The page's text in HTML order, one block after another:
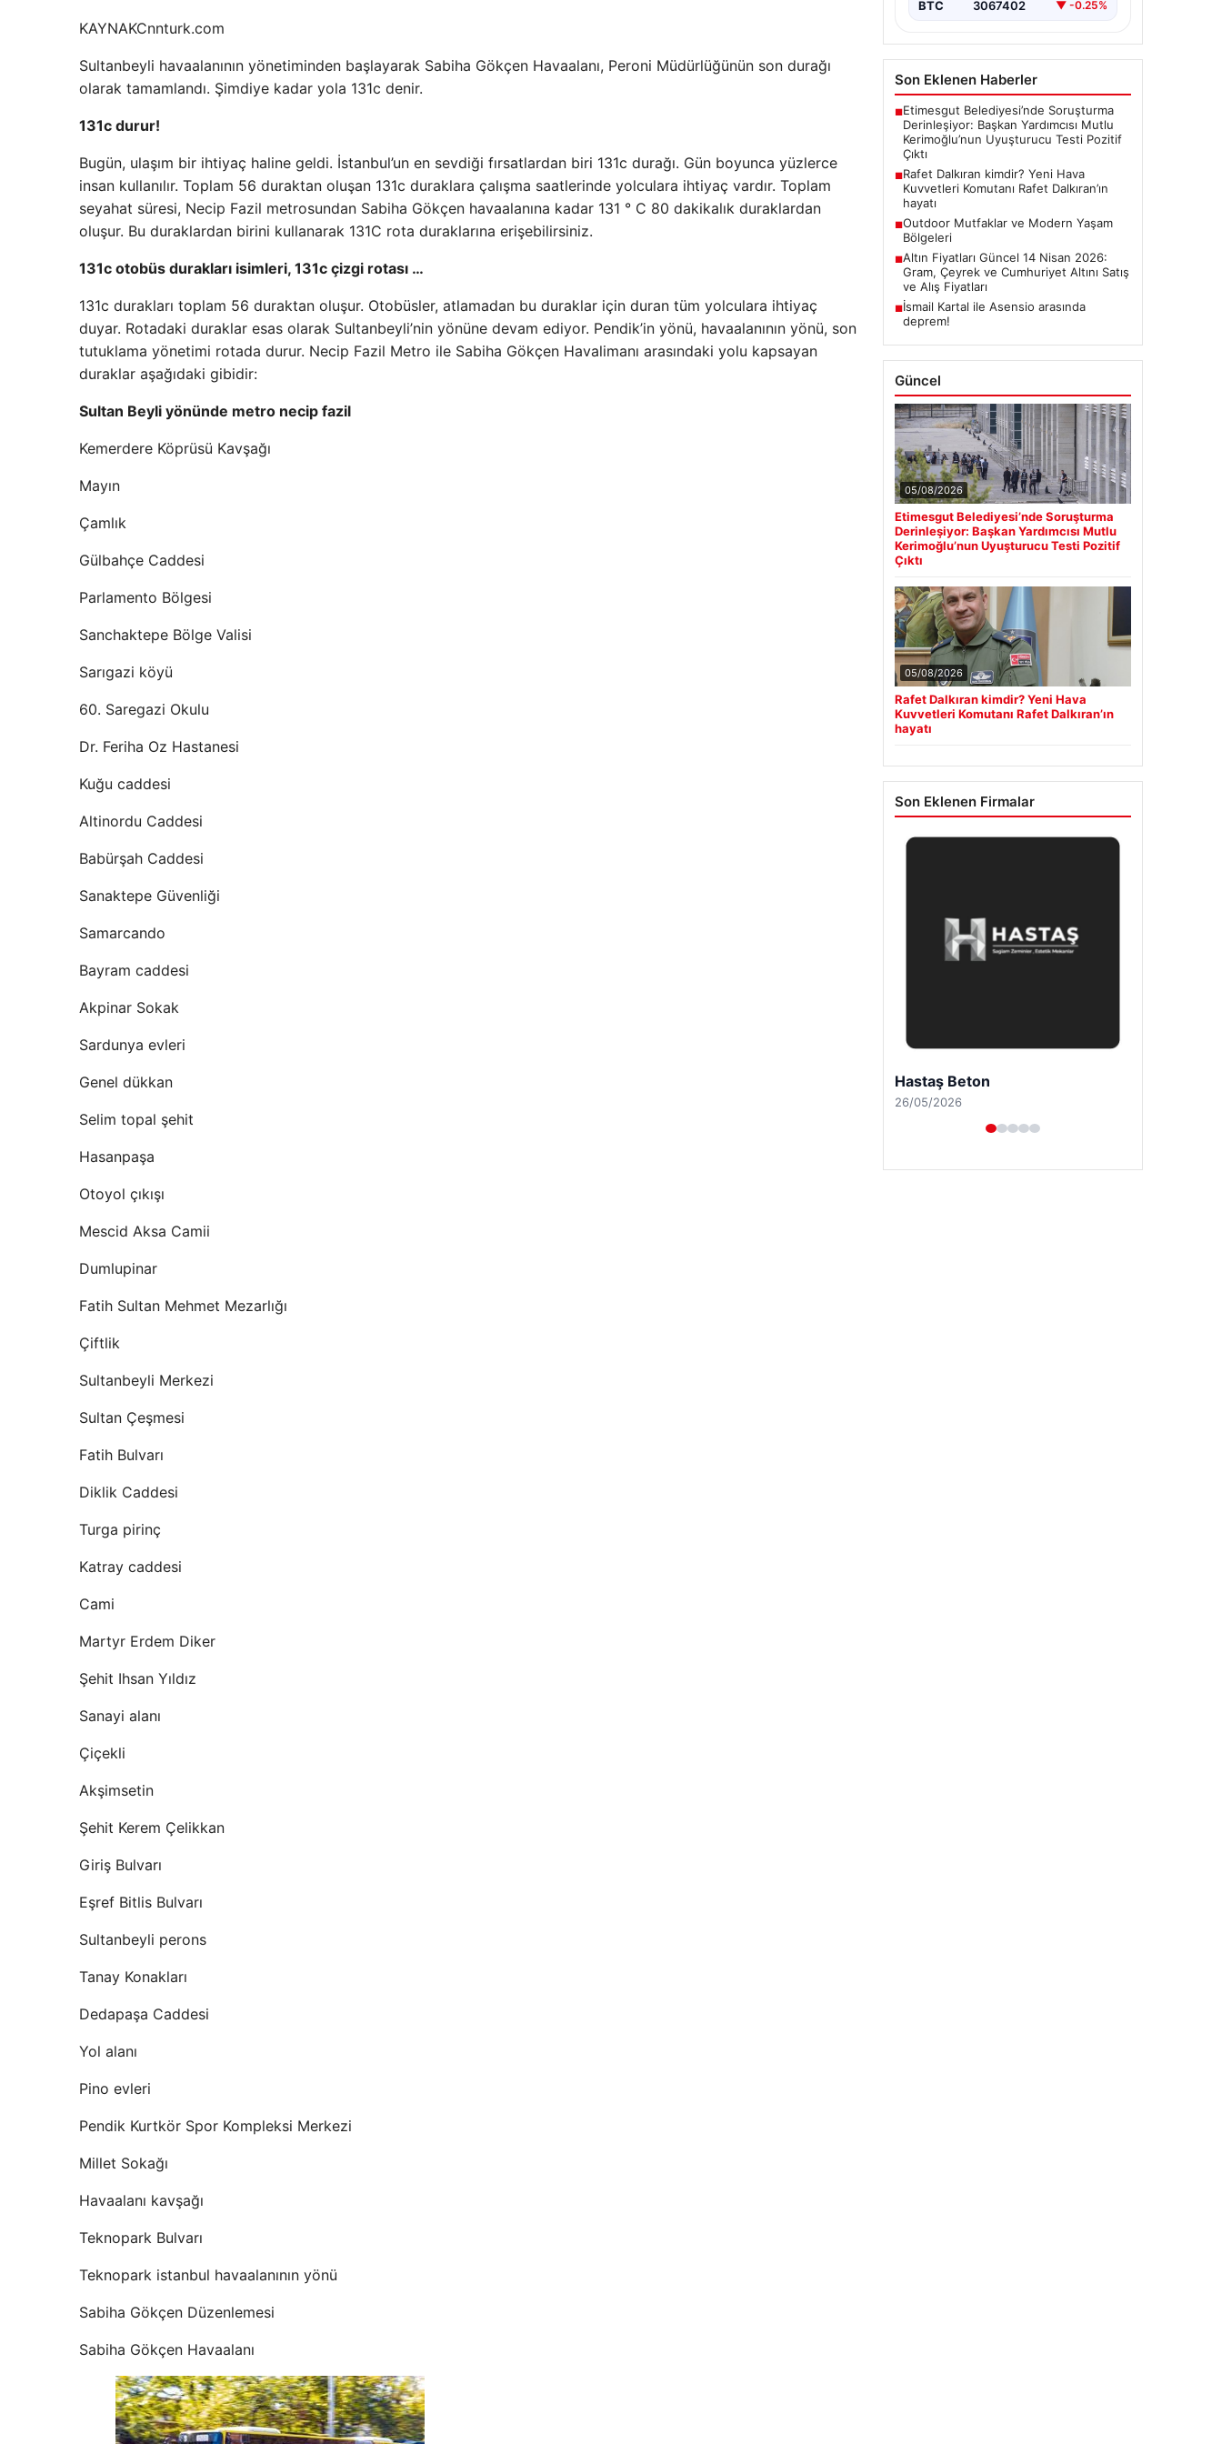
KAYNAKCnnturk.com
Sultanbeyli havaalanının yönetiminden başlayarak Sabiha Gökçen Havaalanı, Peroni Müdürlüğünün son durağı
olarak tamamlandı. Şimdiye kadar yola 131c denir.
131c durur!
Bugün, ulaşım bir ihtiyaç haline geldi. İstanbul’un en sevdiği fırsatlardan biri 131c durağı. Gün boyunca yüzlerce
insan kullanılır. Toplam 56 duraktan oluşan 131c duraklara çalışma saatlerinde yolculara ihtiyaç vardır. Toplam
seyahat süresi, Necip Fazil metrosundan Sabiha Gökçen havaalanına kadar 131 ° C 80 dakikalık duraklardan
oluşur. Bu duraklardan birini kullanarak 131C rota duraklarına erişebilirsiniz.
131c otobüs durakları isimleri, 131c çizgi rotası …
131c durakları toplam 56 duraktan oluşur. Otobüsler, atlamadan bu duraklar için duran tüm yolculara ihtiyaç
duyar. Rotadaki duraklar esas olarak Sultanbeyli’nin yönüne devam ediyor. Pendik’in yönü, havaalanının yönü, son
tutuklama yönetimi rotada durur. Necip Fazil Metro ile Sabiha Gökçen Havalimanı arasındaki yolu kapsayan
duraklar aşağıdaki gibidir:
Sultan Beyli yönünde metro necip fazil
Kemerdere Köprüsü Kavşağı
Mayın
Çamlık
Gülbahçe Caddesi
Parlamento Bölgesi
Sanchaktepe Bölge Valisi
Sarıgazi köyü
60. Saregazi Okulu
Dr. Feriha Oz Hastanesi
Kuğu caddesi
Altinordu Caddesi
Babürşah Caddesi
Sanaktepe Güvenliği
Samarcando
Bayram caddesi
Akpinar Sokak
Sardunya evleri
Genel dükkan
Selim topal şehit
Hasanpaşa
Otoyol çıkışı
Mescid Aksa Camii
Dumlupinar
Fatih Sultan Mehmet Mezarlığı
Çiftlik
Sultanbeyli Merkezi
Sultan Çeşmesi
Fatih Bulvarı
Diklik Caddesi
Turga pirinç
Katray caddesi
Cami
Martyr Erdem Diker
Şehit Ihsan Yıldız
Sanayi alanı
Çiçekli
Akşimsetin
Şehit Kerem Çelikkan
Giriş Bulvarı
Eşref Bitlis Bulvarı
Sultanbeyli perons
Tanay Konakları
Dedapaşa Caddesi
Yol alanı
Pino evleri
Pendik Kurtkör Spor Kompleksi Merkezi
Millet Sokağı
Havaalanı kavşağı
Teknopark Bulvarı
Teknopark istanbul havaalanının yönü
Sabiha Gökçen Düzenlemesi
Sabiha Gökçen Havaalanı
BTC 3067402 ▼ -0.25%
Son Eklenen Haberler
■Etimesgut Belediyesi’nde Soruşturma
Derinleşiyor: Başkan Yardımcısı Mutlu
Kerimoğlu’nun Uyuşturucu Testi Pozitif
Çıktı
■Rafet Dalkıran kimdir? Yeni Hava
Kuvvetleri Komutanı Rafet Dalkıran’ın
hayatı
■Outdoor Mutfaklar ve Modern Yaşam
Bölgeleri
■Altın Fiyatları Güncel 14 Nisan 2026:
Gram, Çeyrek ve Cumhuriyet Altını Satış
ve Alış Fiyatları
■İsmail Kartal ile Asensio arasında
deprem!
Güncel
05/08/2026
Etimesgut Belediyesi’nde Soruşturma
Derinleşiyor: Başkan Yardımcısı Mutlu
Kerimoğlu’nun Uyuşturucu Testi Pozitif
Çıktı
05/08/2026
Rafet Dalkıran kimdir? Yeni Hava
Kuvvetleri Komutanı Rafet Dalkıran’ın
hayatı
Son Eklenen Firmalar
Prenses Night Club
29/04/2026